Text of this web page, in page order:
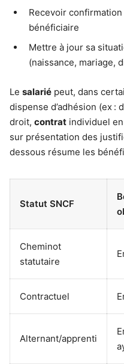
Recevoir
bénéficiaire
Mettre à jour sa
(naissance, mariage,
Le salarié peut, dans
dispense d’adhésion (ex :
droit, contrat individuel
sur présentation des
dessous résume les
Statut SNCF
Cheminot
statutaire
Contractuel
Alternant/apprenti